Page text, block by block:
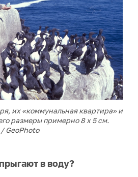
их «коммунальная квартира» и
размеры примерно 8 х 5 см.
GeoPhoto
в воду?